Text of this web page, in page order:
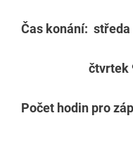
Čas konání:
čtvrtek 9:00
Počet hodin pro